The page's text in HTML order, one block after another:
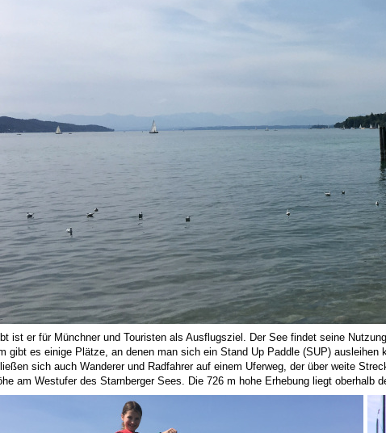
ist er für Münchner und Touristen als Ausflugsziel. Der See findet seine
gibt es einige Plätze, an denen man sich ein Stand Up Paddle (SUP)
sich auch Wanderer und Radfahrer auf einem Uferweg, der über weite
am Westufer des Starnberger Sees. Die 726 m hohe Erhebung liegt